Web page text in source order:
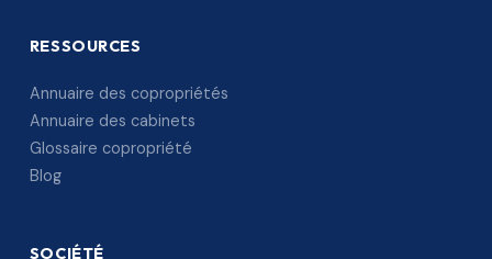
RESSOURCES
Annuaire des copropriétés
Annuaire des cabinets
Glossaire copropriété
Blog
SOCIÉTÉ